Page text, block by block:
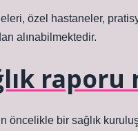
özel hastaneler,
alınabilmektedir.
raporu
öncelikle bir sağlık